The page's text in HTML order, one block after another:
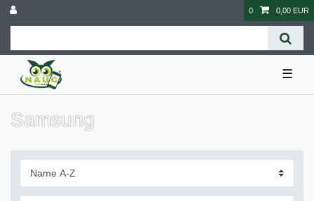
0 0,00 EUR
☰
Samsung